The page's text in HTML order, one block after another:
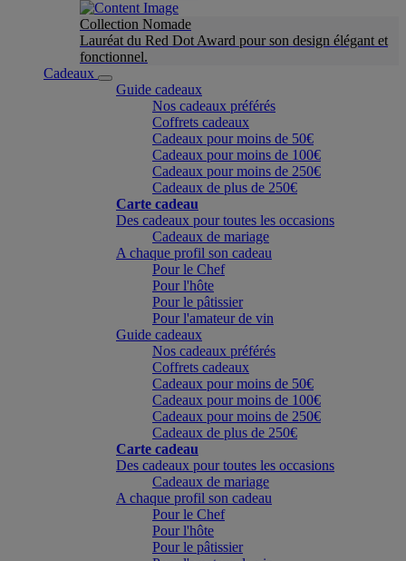
Collection Nomade
Lauréat du Red Dot Award pour son design élégant et
fonctionnel.
Cadeaux
Guide cadeaux
Nos cadeaux préférés
Coffrets cadeaux
Cadeaux pour moins de 50€
Cadeaux pour moins de 100€
Cadeaux pour moins de 250€
Cadeaux de plus de 250€
Carte cadeau
Des cadeaux pour toutes les occasions
Cadeaux de mariage
A chaque profil son cadeau
Pour le Chef
Pour l'hôte
Pour le pâtissier
Pour l'amateur de vin
Guide cadeaux
Nos cadeaux préférés
Coffrets cadeaux
Cadeaux pour moins de 50€
Cadeaux pour moins de 100€
Cadeaux pour moins de 250€
Cadeaux de plus de 250€
Carte cadeau
Des cadeaux pour toutes les occasions
Cadeaux de mariage
A chaque profil son cadeau
Pour le Chef
Pour l'hôte
Pour le pâtissier